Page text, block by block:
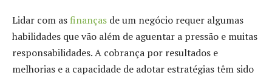
Lidar com asfinanças de um negócio requer algumas
habilidades que vão além de aguentar a pressão e muitas
responsabilidades. A cobrança por resultados e
melhorias e a capacidade de adotar estratégias têm sido